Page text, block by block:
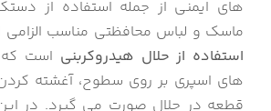
های ایمنی از جمله استفاده از
ماسک و لباس محافظتی مناسب
استفاده از حلال هیدروکربنی است که
های اسپری بر روی سطوح، آغشته
قطعه در حلال صورت می گیرد. در این